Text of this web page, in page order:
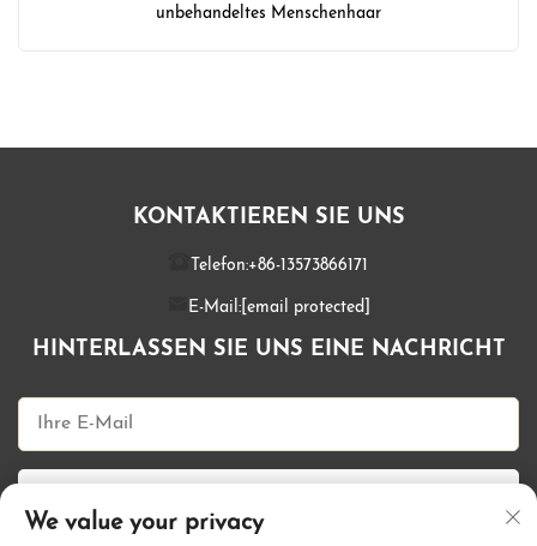
unbehandeltes Menschenhaar
KONTAKTIEREN SIE UNS
Telefon:+86-13573866171
E-Mail: [email protected]
HINTERLASSEN SIE UNS EINE NACHRICHT
We value your privacy